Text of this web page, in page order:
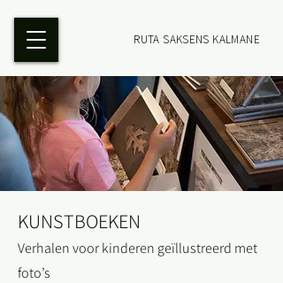
RUTA SAKSENS KALMANE
KUNSTBOEKEN
Verhalen voor kinderen geïllustreerd met
foto’s